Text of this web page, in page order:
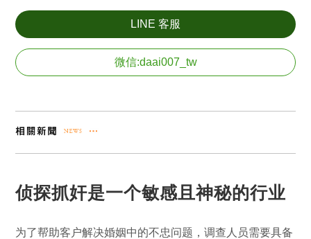
LINE 客服
微信:daai007_tw
侦探抓奸是一个敏感且神秘的行业
为了帮助客户解决婚姻中的不忠问题，调查人员需要具备